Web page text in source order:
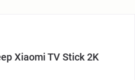
Xiaomi TV Stick 2K